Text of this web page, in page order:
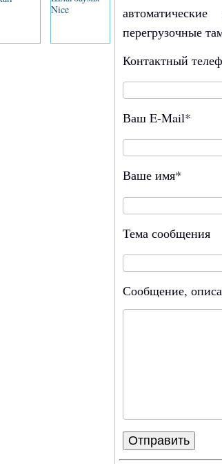
перегрузочные
Контактный
Ваш E-Mail*
Ваше имя*
Тема сообщения
Сообщение,